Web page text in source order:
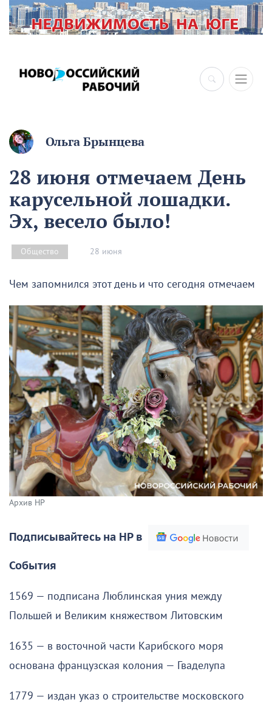
×
Ольга Брынцева
28 июня отмечаем День
карусельной лошадки.
Эх, весело было!
Общество 28 июня
Чем запомнился этот день и что сегодня отмечаем
Архив НР
Подписывайтесь на НР в
События
1569 — подписана Люблинская уния между
Польшей и Великим княжеством Литовским
1635 — в восточной части Карибского моря
основана французская колония — Гваделупа
1779 — издан указ о строительстве московского